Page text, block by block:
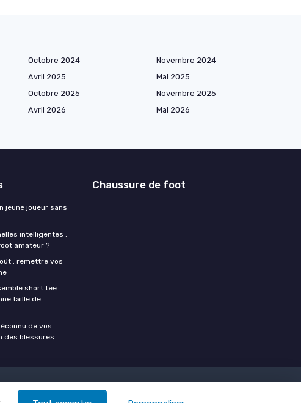
Octobre 2024
Novembre 2024
Avril 2025
Mai 2025
Octobre 2025
Novembre 2025
Avril 2026
Mai 2026
jeune joueur sans
intelligentes :
amateur ?
: remettre vos
short tee
taille de
de vos
des blessures
Chaussure de foot